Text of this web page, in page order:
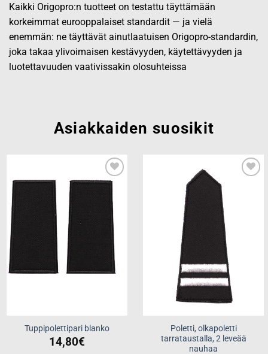
Kaikki Origopro:n tuotteet on testattu täyttämään
korkeimmat eurooppalaiset standardit — ja vielä
enemmän: ne täyttävät ainutlaatuisen Origopro-standardin,
joka takaa ylivoimaisen kestävyyden, käytettävyyden ja
luotettavuuden vaativissakin olosuhteissa
Asiakkaiden suosikit
Add to
Tuppipolettipari blanko
14,80€
Poletti, olkapoletti
tarrataustalla, 2 leveää
nauhaa